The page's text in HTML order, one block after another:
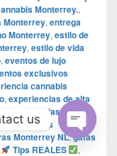
Monterrey.,
Monterrey, entrega
Monterrey, estilo de
, estilo de vida
, eventos de lujo
exclusivos
cannabis
, experiencias de alta
experiencias de lujo
,experiencias
Monterrey NL,gafas
Tips REALES ,
us
Open